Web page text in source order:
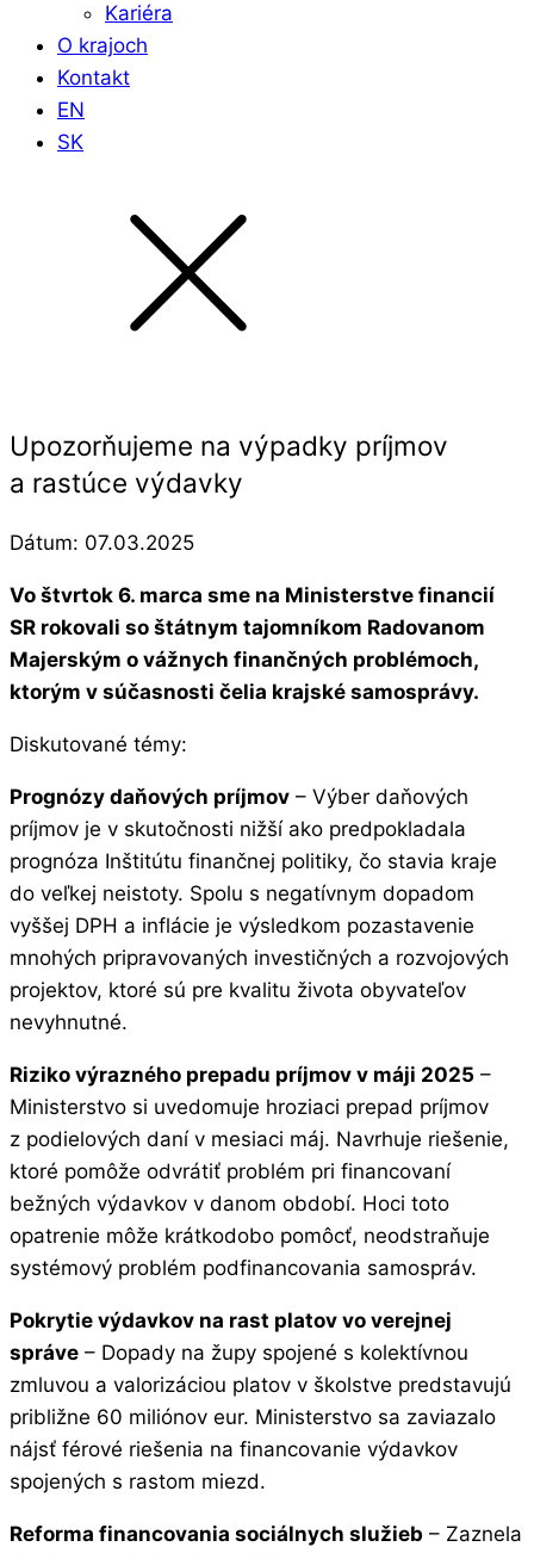
Kariéra
O krajoch
Kontakt
EN
SK
Upozorňujeme na výpadky príjmov
a rastúce výdavky
Dátum: 07.03.2025
Vo štvrtok 6. marca sme na Ministerstve financií
SR rokovali so štátnym tajomníkom Radovanom
Majerským o vážnych finančných problémoch,
ktorým v súčasnosti čelia krajské samosprávy.
Diskutované témy:
Prognózy daňových príjmov – Výber daňových
príjmov je v skutočnosti nižší ako predpokladala
prognóza Inštitútu finančnej politiky, čo stavia kraje
do veľkej neistoty. Spolu s negatívnym dopadom
vyššej DPH a inflácie je výsledkom pozastavenie
mnohých pripravovaných investičných a rozvojových
projektov, ktoré sú pre kvalitu života obyvateľov
nevyhnutné.
Riziko výrazného prepadu príjmov v máji 2025 –
Ministerstvo si uvedomuje hroziaci prepad príjmov
z podielových daní v mesiaci máj. Navrhuje riešenie,
ktoré pomôže odvrátiť problém pri financovaní
bežných výdavkov v danom období. Hoci toto
opatrenie môže krátkodobo pomôcť, neodstraňuje
systémový problém podfinancovania samospráv.
Pokrytie výdavkov na rast platov vo verejnej
správe – Dopady na župy spojené s kolektívnou
zmluvou a valorizáciou platov v školstve predstavujú
približne 60 miliónov eur. Ministerstvo sa zaviazalo
nájsť férové riešenia na financovanie výdavkov
spojených s rastom miezd.
Reforma financovania sociálnych služieb – Zaznela